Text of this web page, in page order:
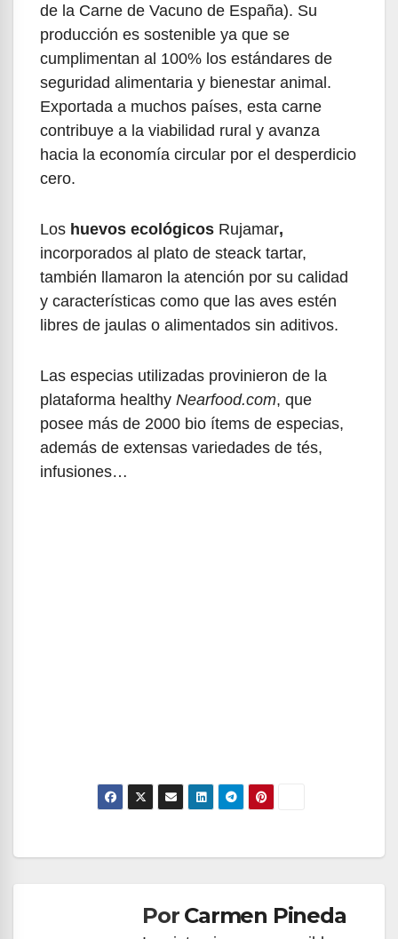
de la Carne de Vacuno de España). Su
producción es sostenible ya que se
cumplimentan al 100% los estándares de
seguridad alimentaria y bienestar animal.
Exportada a muchos países, esta carne
contribuye a la viabilidad rural y avanza
hacia la economía circular por el desperdicio
cero.
Los huevos ecológicos Rujamar,
incorporados al plato de steack tartar,
también llamaron la atención por su calidad
y características como que las aves estén
libres de jaulas o alimentados sin aditivos.
Las especias utilizadas provinieron de la
plataforma healthy Nearfood.com, que
posee más de 2000 bio ítems de especias,
además de extensas variedades de tés,
infusiones…
Navegación
entradasPor Carmen Pineda